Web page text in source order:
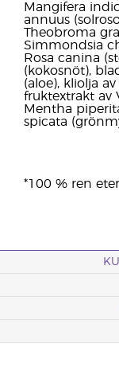
Mangifera
annuus
Theobroma
Simmondsia
Rosa canina
(kokosnöt),
(aloe), kliolja
fruktextrakt av
Mentha
spicata
*100 % ren